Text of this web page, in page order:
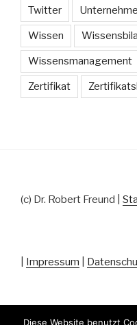
Twitter
Wissen
Wissensmanagement
Zertifikat
(c) Dr. Robert Freund |
Impressum
Diese Website benutzt